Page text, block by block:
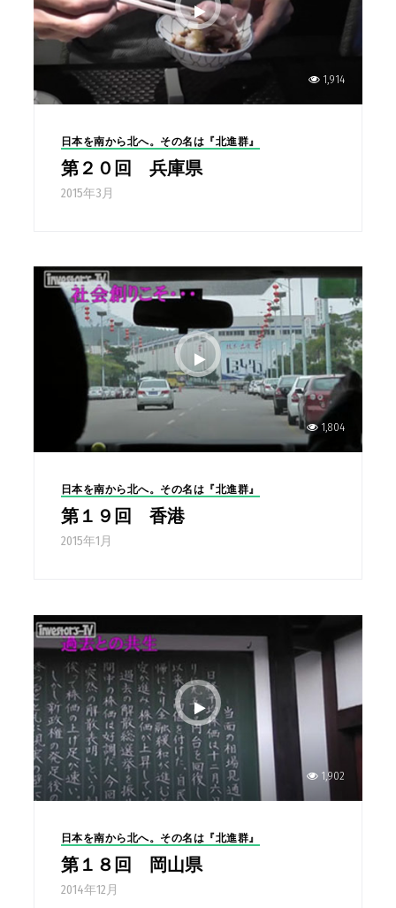
1,914
日本を南から北へ。その名は『北進群』
第２０回 兵庫県
2015年3月
1,804
日本を南から北へ。その名は『北進群』
第１９回 香港
2015年1月
1,902
日本を南から北へ。その名は『北進群』
第１８回 岡山県
2014年12月